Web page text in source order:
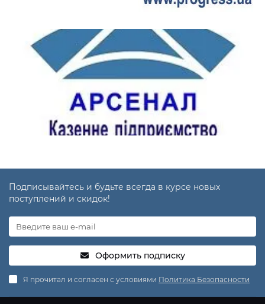
Подписывайтесь и будьте всегда в курсе новых
поступлений и скидок!
Оформить подписку
Я прочитал и согласен с условиями Политика Безопасности